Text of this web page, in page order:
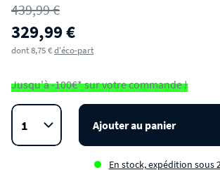
439,99 €
329,99 €
dont 8,75 €d'éco-part
Jusqu'à -100€* sur votre commande !
Ajouter au panier
En stock, expédition sous